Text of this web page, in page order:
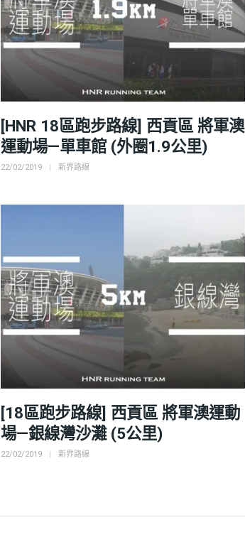
[HNR 18區跑步路線] 西貢區 將軍澳
運動場—單車館 (外圈1.9公里)
Posted
22/02/2019 Categories
新界路線
[18區跑步路線] 西貢區 將軍澳運動
場—銀線灣沙灘 (5公里)
Posted
22/02/2019 Categories
新界路線